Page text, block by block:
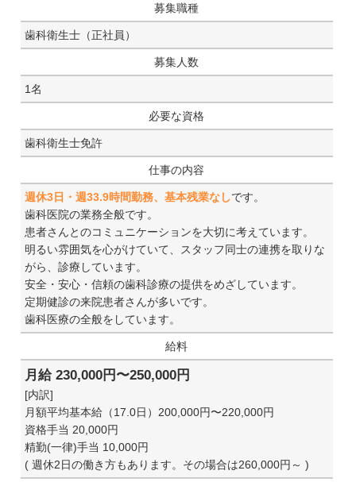
募集職種
歯科衛生士（正社員）
募集人数
1名
必要な資格
歯科衛生士免許
仕事の内容
週休3日・週33.9時間勤務、基本残業なしです。
歯科医院の業務全般です。
患者さんとのコミュニケーションを大切に考えています。
明るい雰囲気を心がけていて、スタッフ同士の連携を取りな
がら、診療しています。
安全・安心・信頼の歯科診療の提供をめざしています。
定期健診の来院患者さんが多いです。
歯科医療の全般をしています。
給料
月給 230,000円〜250,000円
[内訳]
月額平均基本給（17.0日）200,000円〜220,000円
資格手当 20,000円
精勤(一律)手当 10,000円
( 週休2日の働き方もあります。その場合は260,000円～ )